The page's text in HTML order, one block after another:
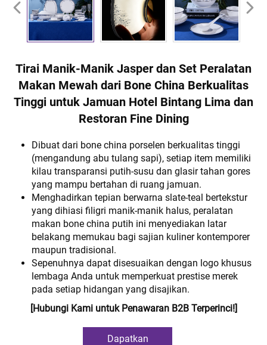
Tirai Manik-Manik Jasper dan Set Peralatan
Makan Mewah dari Bone China Berkualitas
Tinggi untuk Jamuan Hotel Bintang Lima dan
Restoran Fine Dining
Dibuat dari bone china porselen berkualitas tinggi
(mengandung abu tulang sapi), setiap item memiliki
kilau transparansi putih-susu dan glasir tahan gores
yang mampu bertahan di ruang jamuan.
Menghadirkan tepian berwarna slate-teal bertekstur
yang dihiasi filigri manik-manik halus, peralatan
makan bone china putih ini menyediakan latar
belakang memukau bagi sajian kuliner kontemporer
maupun tradisional.
Sepenuhnya dapat disesuaikan dengan logo khusus
lembaga Anda untuk memperkuat prestise merek
pada setiap hidangan yang disajikan.
[Hubungi Kami untuk Penawaran B2B Terperinci!]
Dapatkan